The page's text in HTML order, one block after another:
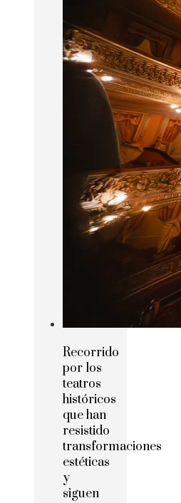
Recorrido
por los
teatros
históricos
que han
resistido
transformaciones
estéticas
y
siguen